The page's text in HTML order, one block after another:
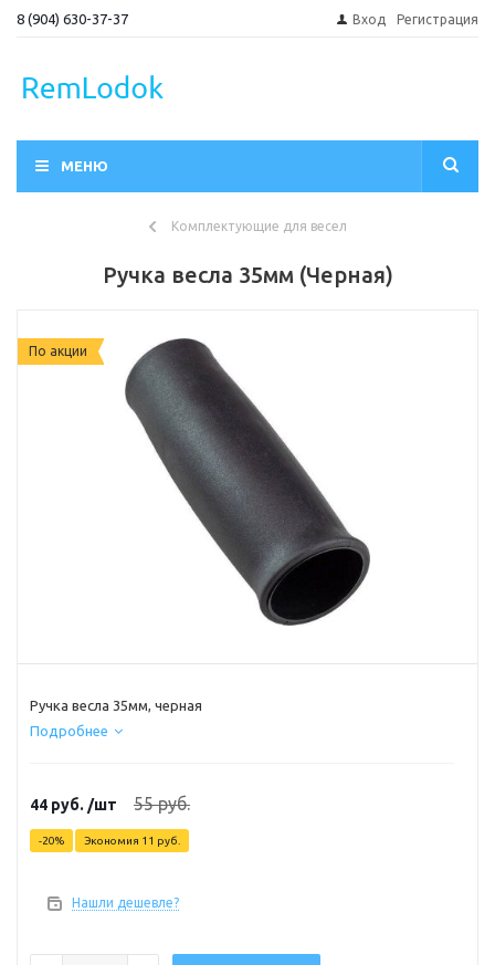
8 (904) 630-37-37 Вход Регистрация
МЕНЮ
Комплектующие для весел
Ручка весла 35мм (Черная)
По акции
Ручка весла 35мм, черная
Подробнее
44 руб. /шт 55руб.
-20% Экономия 11 руб.
Нашли дешевле?